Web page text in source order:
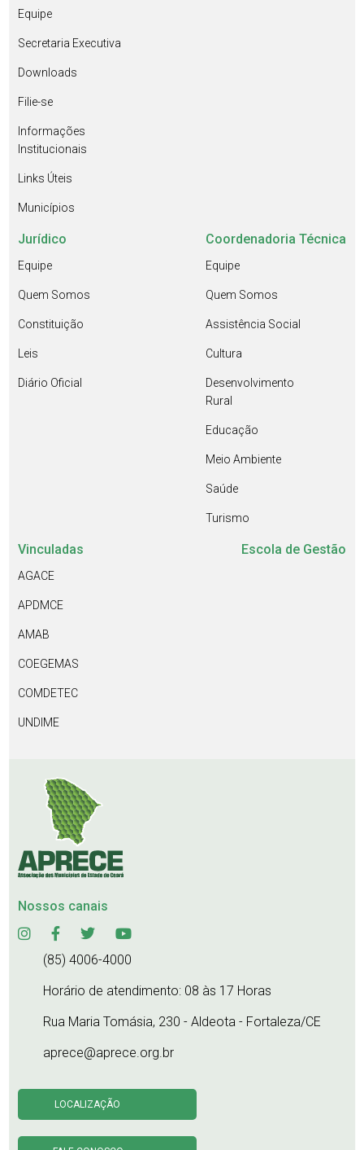
Equipe
Secretaria Executiva
Downloads
Filie-se
Informações
Institucionais
Links Úteis
Municípios
Jurídico
Equipe
Quem Somos
Constituição
Leis
Diário Oficial
Coordenadoria Técnica
Equipe
Quem Somos
Assistência Social
Cultura
Desenvolvimento
Rural
Educação
Meio Ambiente
Saúde
Turismo
Vinculadas
AGACE
APDMCE
AMAB
COEGEMAS
COMDETEC
UNDIME
Escola de Gestão
Nossos canais
(85) 4006-4000
Horário de atendimento: 08 às 17 Horas
Rua Maria Tomásia, 230 - Aldeota - Fortaleza/CE
aprece@aprece.org.br
LOCALIZAÇÃO